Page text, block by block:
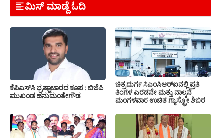
ಮಿಸ್ ಮಾಡ್ದೆ ಓದಿ
ಕೆಪಿಎಸ್‍ಸಿ ಭ್ರಷ್ಟಾಚಾರದ ಕೂಪ : ಬಿಜೆಪಿ
ಮುಖಂಡ ಹನುಮಂತೇಗೌಡ
ಚಿತ್ರದುರ್ಗ ಸಿಎಂಸಿಆರ್‍ಐನಲ್ಲಿ ಪ್ರತಿ
ತಿಂಗಳ ಎರಡನೇ ಮತ್ತು ನಾಲ್ಕನೆ
ಮಂಗಳವಾರ ಉಚಿತ ಗ್ಯಾಸ್ಟ್ರೋ ಶಿಬಿರ